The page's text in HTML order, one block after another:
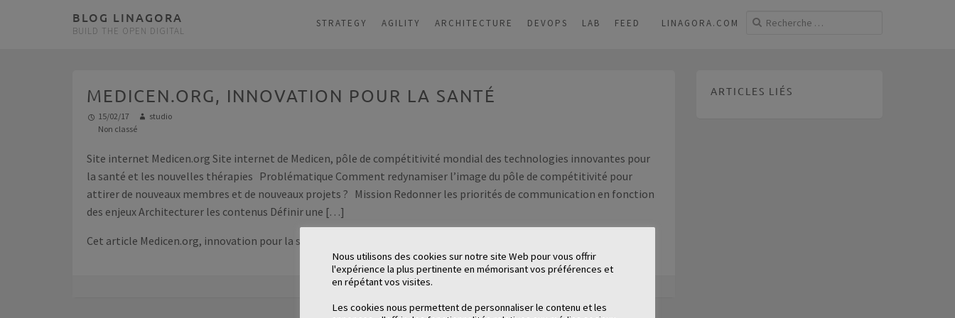
BLOG LINAGORA
BUILD THE OPEN DIGITAL
STRATEGY AGILITY ARCHITECTURE DEVOPS LAB FEED LINAGORA.COM
MEDICEN.ORG, INNOVATION POUR LA SANTÉ
15/02/17
studio
Non classé
Site internet Medicen.org Site internet de Medicen, pôle de compétitivité mondial des technologies innovantes pour
la santé et les nouvelles thérapies Problématique Comment redynamiser l’image du pôle de compétitivité pour
attirer de nouveaux membres et de nouveaux projets ? Mission Redonner les priorités de communication en fonction
des enjeux Architecturer les contenus Définir une […]
Cet article Medicen.org, innovation pour la santé
ARTICLES LIÉS
Nous utilisons des cookies sur notre site Web pour vous offrir
l'expérience la plus pertinente en mémorisant vos préférences et
en répétant vos visites.
Les cookies nous permettent de personnaliser le contenu et les